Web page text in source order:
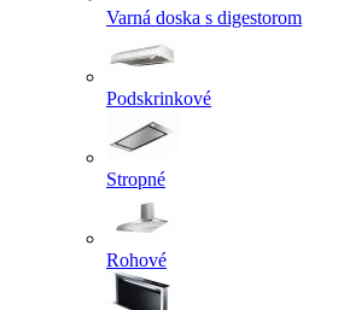
Varná doska s digestorom
Podskrinkové
Stropné
Rohové